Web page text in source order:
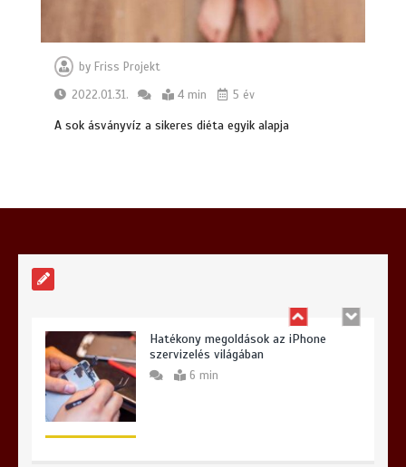
byFriss Projekt
2022.01.31.
4 min 5 év
A sok ásványvíz a sikeres diéta egyik alapja
Milyen előnyökkel jár a kerti szivattyú
telepítése?
Hatékony megoldások az iPhone
szervizelés világában
6 min